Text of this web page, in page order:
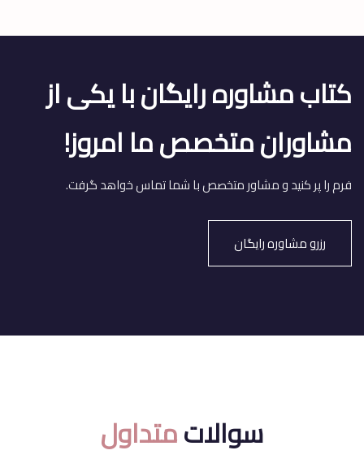
کتاب مشاوره رایگان با یکی از
مشاوران متخصص ما امروز!
فرم را پر کنید و مشاور متخصص با شما تماس خواهد گرفت.
رزرو مشاوره رایگان
سوالاتمتداول